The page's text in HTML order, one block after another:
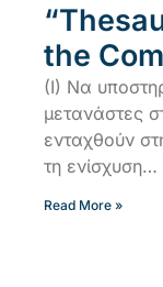
the
(I) Να
μετανάστες
ενταχθούν
τη ενίσχυση…
Read More »